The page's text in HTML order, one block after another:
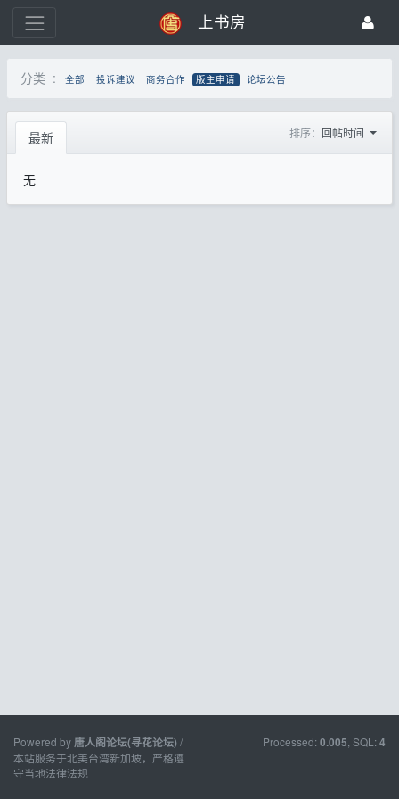
上书房
分类 : 全部 投诉建议 商务合作 版主申请 论坛公告
最新 排序： 回帖时间
无
Powered by 唐人阁论坛(寻花论坛)/
本站服务于北美台湾新加坡，严格遵
守当地法律法规
Processed: 0.005 , SQL: 4